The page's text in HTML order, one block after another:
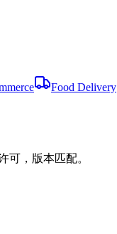
Food Delivery
可，版本匹配。